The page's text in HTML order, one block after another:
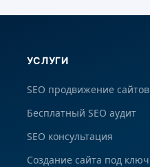
УСЛУГИ
SEO продвижение сайтов
Бесплатный SEO аудит
SEO консультация
Создание сайта под ключ